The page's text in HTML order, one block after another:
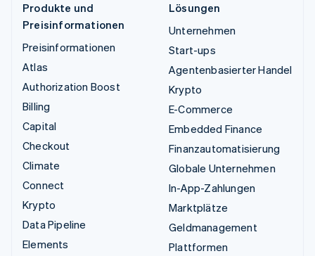
Produkte und
Preisinformationen
Preisinformationen
Atlas
Authorization Boost
Billing
Capital
Checkout
Climate
Connect
Krypto
Data Pipeline
Elements
Lösungen
Unternehmen
Start-ups
Agentenbasierter Handel
Krypto
E-Commerce
Embedded Finance
Finanzautomatisierung
Globale Unternehmen
In-App-Zahlungen
Marktplätze
Geldmanagement
Plattformen